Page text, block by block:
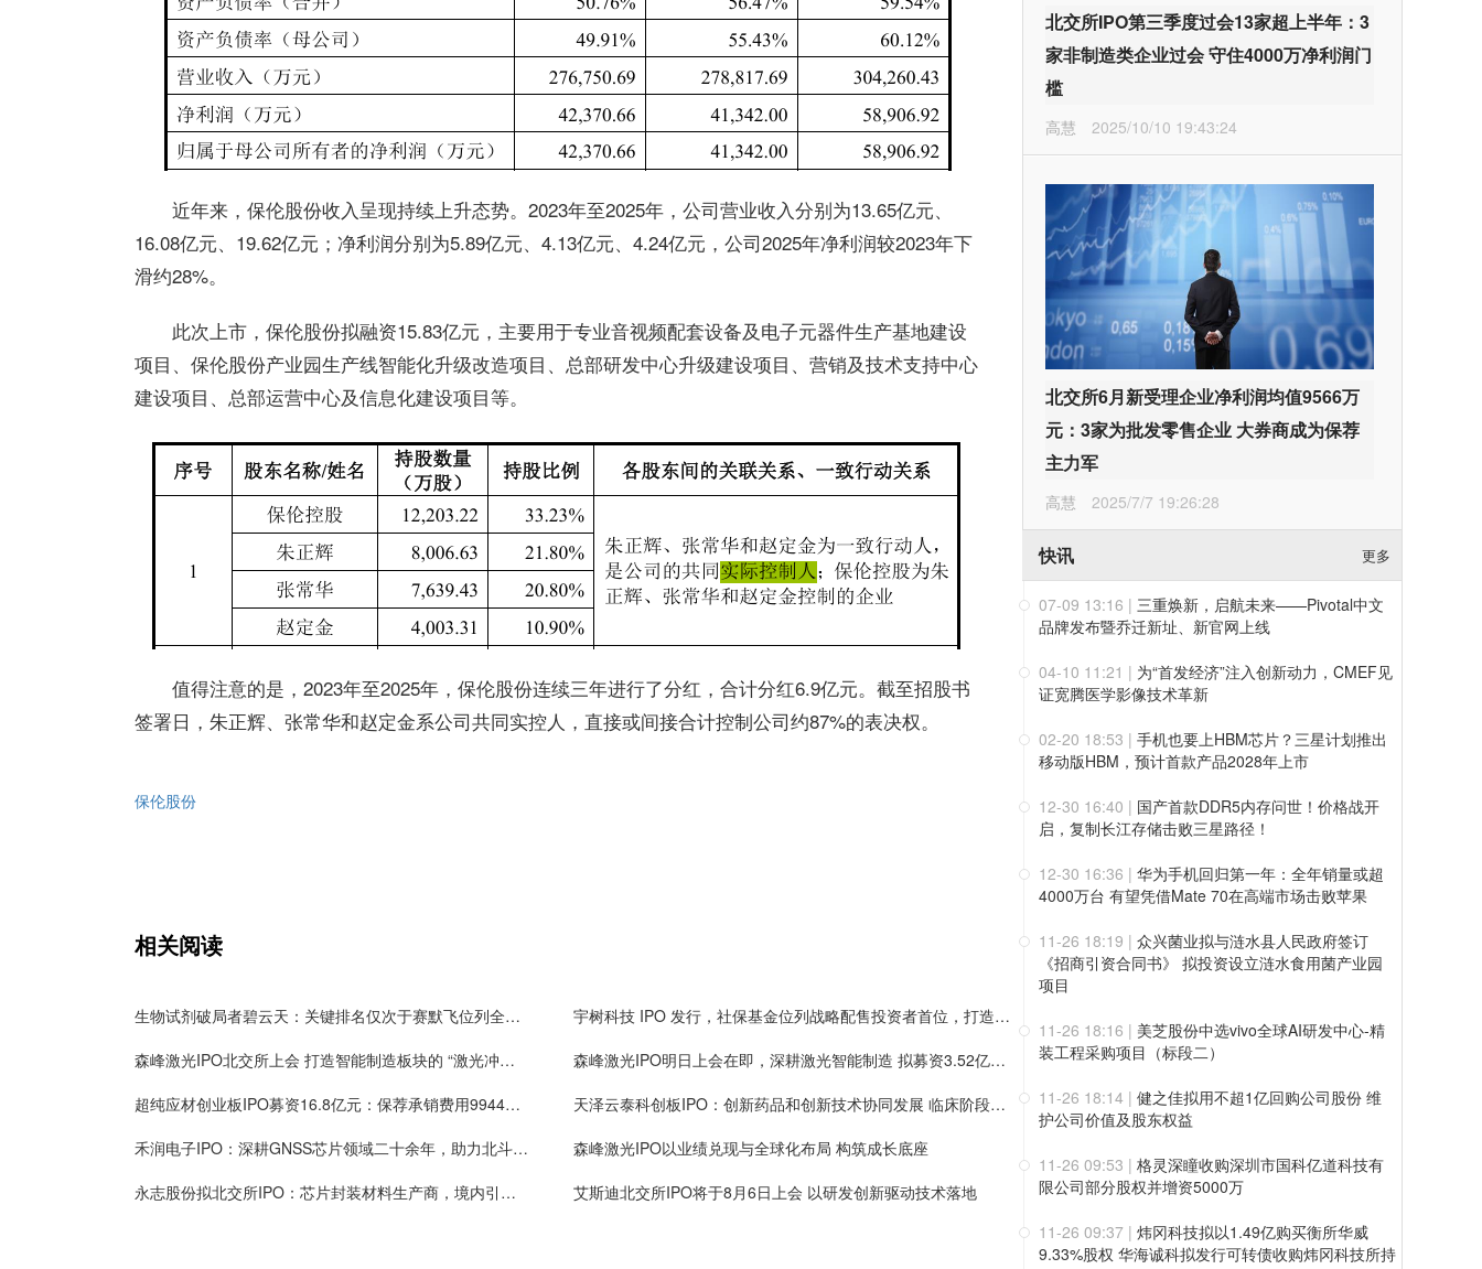
近年来，保伦股份收入呈现持续上升态势。2023年至2025年，公司营业收入分别为13.65亿元、
16.08亿元、19.62亿元；净利润分别为5.89亿元、4.13亿元、4.24亿元，公司2025年净利润较2023年下
滑约28%。
此次上市， 保伦股份拟融资15.83亿元，主要用于专业音视频配套设备及电子元器件生产基地建设
项目、保伦股份产业园生产线智能化升级改造项目、总部研发中心升级建设项目、营销及技术支持中心
建设项目、总部运营中心及信息化建设项目等。
值得注意的是，2023年至2025年，保伦股份连续三年进行了分红，合计分红6.9亿元。截至招股书
签署日，朱正辉、张常华和赵定金系公司共同实控人，直接或间接合计控制公司约87%的表决权。
保伦股份
相关阅读
生物试剂破局者碧云天：关键排名仅次于赛默飞位列全球第二，4700余篇CNS及子刊论文标注使用公司产品
宇树科技 IPO 发行，社保基金位列战略配售投资者首位，打造长效示范效应
森峰激光IPO北交所上会 打造智能制造板块的 “激光冲击波”
森峰激光IPO明日上会在即，深耕激光智能制造 拟募资3.52亿元扩产增效
超纯应材创业板IPO募资16.8亿元：保荐承销费用9944万元 保代袁琳翕、张冠峰或可拿奖金
天泽云泰科创板IPO：创新药品和创新技术协同发展 临床阶段产品研发进度均为全球首位或前三
禾润电子IPO：深耕GNSS芯片领域二十余年，助力北斗产业链自主可控，出货量国内厂商第一
森峰激光IPO以业绩兑现与全球化布局 构筑成长底座
永志股份拟北交所IPO：芯片封装材料生产商，境内引线框架市占率7.63%，长电科技、通富微电供应商
艾斯迪北交所IPO将于8月6日上会 以研发创新驱动技术落地
北交所IPO第三季度过会13家超上半年：3
家非制造类企业过会 守住4000万净利润门
槛
高慧 2025/10/10 19:43:24
北交所6月新受理企业净利润均值9566万
元：3家为批发零售企业 大券商成为保荐
主力军
高慧 2025/7/7 19:26:28
快讯 更多
07-09 13:16 | 三重焕新，启航未来——Pivotal中文
品牌发布暨乔迁新址、新官网上线
04-10 11:21 | 为“首发经济”注入创新动力，CMEF见
证宽腾医学影像技术革新
02-20 18:53 | 手机也要上HBM芯片？三星计划推出
移动版HBM，预计首款产品2028年上市
12-30 16:40 | 国产首款DDR5内存问世！价格战开
启，复制长江存储击败三星路径！
12-30 16:36 | 华为手机回归第一年：全年销量或超
4000万台 有望凭借Mate 70在高端市场击败苹果
11-26 18:19 | 众兴菌业拟与涟水县人民政府签订
《招商引资合同书》 拟投资设立涟水食用菌产业园
项目
11-26 18:16 | 美芝股份中选vivo全球AI研发中心-精
装工程采购项目（标段二）
11-26 18:14 | 健之佳拟用不超1亿回购公司股份 维
护公司价值及股东权益
11-26 09:53 | 格灵深瞳收购深圳市国科亿道科技有
限公司部分股权并增资5000万
11-26 09:37 | 炜冈科技拟以1.49亿购买衡所华威
9.33%股权 华海诚科拟发行可转债收购炜冈科技所持